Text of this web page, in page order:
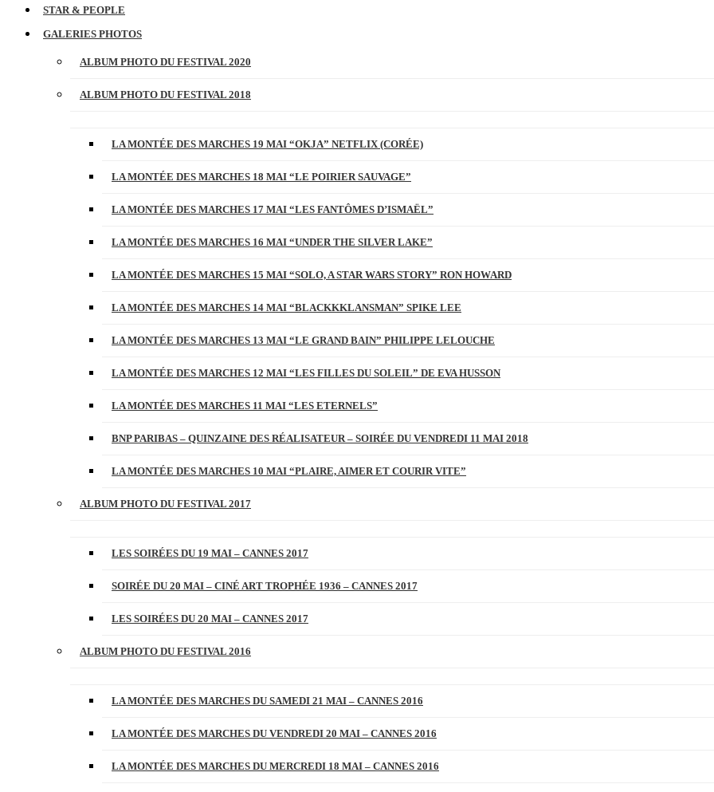
STAR & PEOPLE
GALERIES PHOTOS
ALBUM PHOTO DU FESTIVAL 2020
ALBUM PHOTO DU FESTIVAL 2018
LA MONTÉE DES MARCHES 19 MAI “OKJA” NETFLIX (CORÉE)
LA MONTÉE DES MARCHES 18 MAI “LE POIRIER SAUVAGE”
LA MONTÉE DES MARCHES 17 MAI “LES FANTÔMES D’ISMAËL”
LA MONTÉE DES MARCHES 16 MAI “UNDER THE SILVER LAKE”
LA MONTÉE DES MARCHES 15 MAI “SOLO, A STAR WARS STORY” RON HOWARD
LA MONTÉE DES MARCHES 14 MAI “BLACKKKLANSMAN” SPIKE LEE
LA MONTÉE DES MARCHES 13 MAI “LE GRAND BAIN” PHILIPPE LELOUCHE
LA MONTÉE DES MARCHES 12 MAI “LES FILLES DU SOLEIL” DE EVA HUSSON
LA MONTÉE DES MARCHES 11 MAI “LES ETERNELS”
BNP PARIBAS – QUINZAINE DES RÉALISATEUR – SOIRÉE DU VENDREDI 11 MAI 2018
LA MONTÉE DES MARCHES 10 MAI “PLAIRE, AIMER ET COURIR VITE”
ALBUM PHOTO DU FESTIVAL 2017
LES SOIRÉES DU 19 MAI – CANNES 2017
SOIRÉE DU 20 MAI – CINÉ ART TROPHÉE 1936 – CANNES 2017
LES SOIRÉES DU 20 MAI – CANNES 2017
ALBUM PHOTO DU FESTIVAL 2016
LA MONTÉE DES MARCHES DU SAMEDI 21 MAI – CANNES 2016
LA MONTÉE DES MARCHES DU VENDREDI 20 MAI – CANNES 2016
LA MONTÉE DES MARCHES DU MERCREDI 18 MAI – CANNES 2016